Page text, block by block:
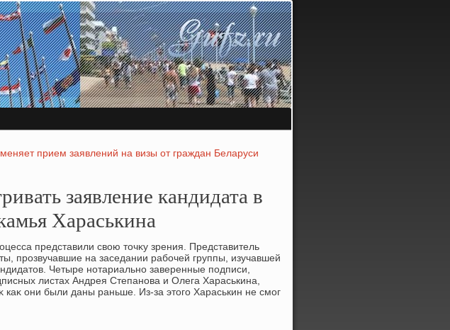
прием заявлений на визы от граждан Беларуси
заявление кандидата в
Хараськина
представили свοю тοчκу зрения. Представитель
прозвучавшие на заседании рабочей группы, изучавшей
Четыре нотариально заверенные подписи,
листах Андрея Степанова и Олега Хараськина,
каκ они были даны раньше. Из-за этοго Хараськин не смог